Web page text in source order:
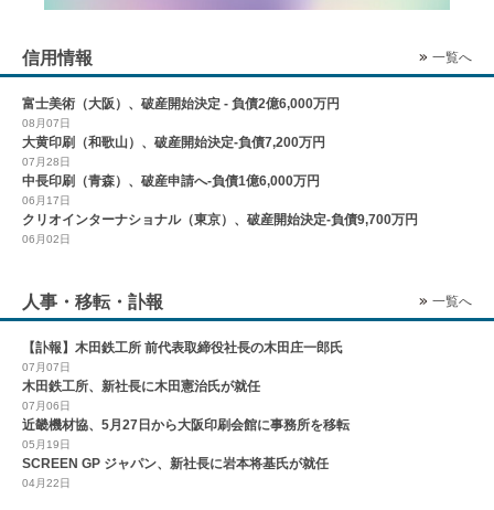
信用情報 一覧へ
富士美術（大阪）、破産開始決定 - 負債2億6,000万円
08月07日
大黄印刷（和歌山）、破産開始決定-負債7,200万円
07月28日
中長印刷（青森）、破産申請へ-負債1億6,000万円
06月17日
クリオインターナショナル（東京）、破産開始決定-負債9,700万円
06月02日
人事・移転・訃報 一覧へ
【訃報】木田鉄工所 前代表取締役社長の木田庄一郎氏
07月07日
木田鉄工所、新社長に木田憲治氏が就任
07月06日
近畿機材協、5月27日から大阪印刷会館に事務所を移転
05月19日
SCREEN GP ジャパン、新社長に岩本将基氏が就任
04月22日